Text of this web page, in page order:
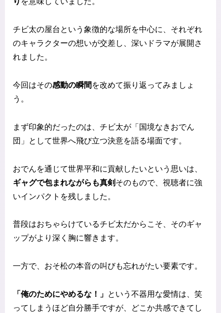
チビ太の屋台という象徴的な場所を中心に、それぞれ
のキャラクターの想いが交差し、深いドラマが展開さ
れました。
今回はその感動の瞬間 を改めて振り返ってみましょ
う。
まず印象的だったのは、チビ太が「国境なきおでん
団」として世界へ飛び立つ決意を語る場面です。
おでんを通じて世界平和に貢献したいという思いは、
ギャグで包まれながらも真剣 そのもので、視聴者に強
いインパクトを残しました。
普段はおちゃらけているチビ太だからこそ、そのギャ
ップがより深く胸に響きます。
一方で、おそ松の本音の叫びも忘れがたい要素です。
「俺のためにやめるな！」 という不器用な愛情は、笑
ってしまうほど自分勝手ですが、どこか共感できてし